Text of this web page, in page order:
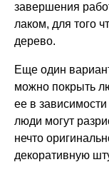
завершения
лаком, для того
дерево.
Еще один
можно покрыть
ее в
люди могут
нечто
декоративную